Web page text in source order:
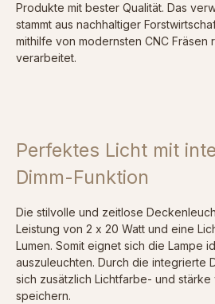
Produkte mit bester Qualität. Das
stammt aus nachhaltiger
mithilfe von modernsten CNC Fräsen
verarbeitet.
Perfektes Licht mit
Dimm-Funktion
Die stilvolle und zeitlose
Leistung von 2 x 20 Watt und eine
Lumen. Somit eignet sich die Lampe
auszuleuchten. Durch die integrierte
sich zusätzlich Lichtfarbe- und stärke
speichern.